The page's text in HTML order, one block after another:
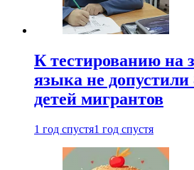
К тестированию на
языка не допустили
детей мигрантов
1 год спустя1 год спустя